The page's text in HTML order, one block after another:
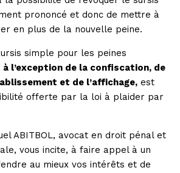
prononcé et donc de mettre à
en plus de la nouvelle peine.
simple pour les peines
à l’exception de la confiscation, de
et de l’affichage, est
offerte par la loi à plaider par
ABITBOL, avocat en droit pénal et
vous incite, à faire appel à un
au mieux vos intérêts et de